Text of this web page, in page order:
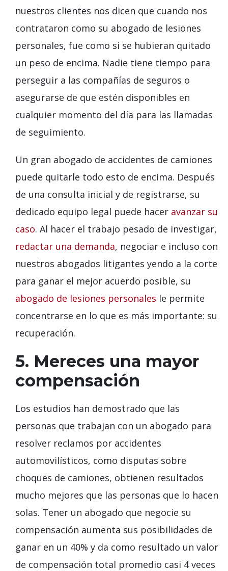
nuestros clientes nos dicen que cuando nos
contrataron como su abogado de lesiones
personales, fue como si se hubieran quitado
un peso de encima. Nadie tiene tiempo para
perseguir a las compañías de seguros o
asegurarse de que estén disponibles en
cualquier momento del día para las llamadas
de seguimiento.
Un gran abogado de accidentes de camiones
puede quitarle todo esto de encima. Después
de una consulta inicial y de registrarse, su
dedicado equipo legal puede hacer avanzar su
caso. Al hacer el trabajo pesado de investigar,
redactar una demanda, negociar e incluso con
nuestros abogados litigantes yendo a la corte
para ganar el mejor acuerdo posible, su
abogado de lesiones personales le permite
concentrarse en lo que es más importante: su
recuperación.
5. Mereces una mayor
compensación
Los estudios han demostrado que las
personas que trabajan con un abogado para
resolver reclamos por accidentes
automovilísticos, como disputas sobre
choques de camiones, obtienen resultados
mucho mejores que las personas que lo hacen
solas. Tener un abogado que negocie su
compensación aumenta sus posibilidades de
ganar en un 40% y da como resultado un valor
de compensación total promedio casi 4 veces